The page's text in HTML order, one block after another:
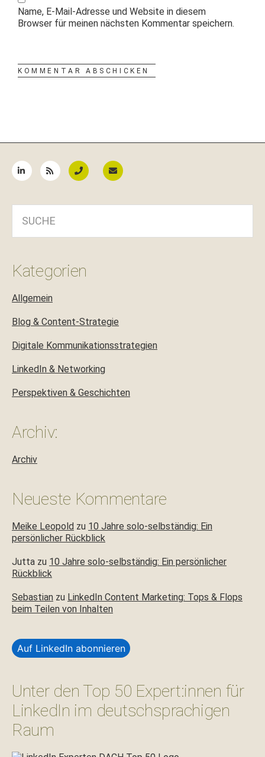
Name, E-Mail-Adresse und Website in diesem
Browser für meinen nächsten Kommentar speichern.
Kategorien
Allgemein
Blog & Content-Strategie
Digitale Kommunikationsstrategien
LinkedIn & Networking
Perspektiven & Geschichten
Archiv:
Archiv
Neueste Kommentare
Meike Leopold zu 10 Jahre solo-selbständig: Ein
persönlicher Rückblick
Jutta zu 10 Jahre solo-selbständig: Ein persönlicher
Rückblick
Sebastian zu LinkedIn Content Marketing: Tops & Flops
beim Teilen von Inhalten
Auf LinkedIn abonnieren
Unter den Top 50 Expert:innen für
LinkedIn im deutschsprachigen
Raum